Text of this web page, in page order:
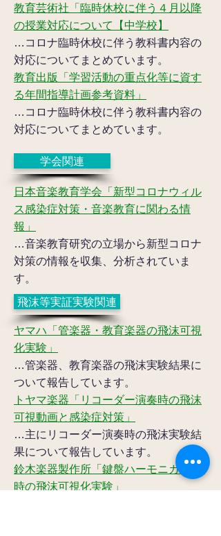
教育芸術社「臨時休校に伴う４月以降
の授業対応について【中学校】
…コロナ臨時休校に伴う教科書内容の
対応についてまとめています。
教育出版「学習活動の重点化等に資す
る年間指導計画参考資料」
…コロナ臨時休校に伴う教科書内容の
対応についてまとめています。
学会関連
日本音楽教育学会「新型コロナウィル
ス感染症対策・音楽教育に関わる情
報」
…音楽教育研究の立場から新型コロナ
対策の情報を収集、分析されていま
す。
飛沫等実証実験関連
ヤマハ「管楽器・教育楽器の飛沫可視
化実験」
…管楽器、教育楽器の飛沫実験結果に
ついて報告しています。
​トヤマ楽器「リコーダー演奏時の飛沫
可視動画と感染症対策」
…主にリコーダー演奏時の飛沫実験結
果について報告しています。
鈴木楽器製作所「鍵盤ハーモニカ演奏
時の飛沫可視化実験」